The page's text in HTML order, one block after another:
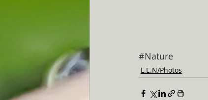
#Nature
L.E.N/Photos